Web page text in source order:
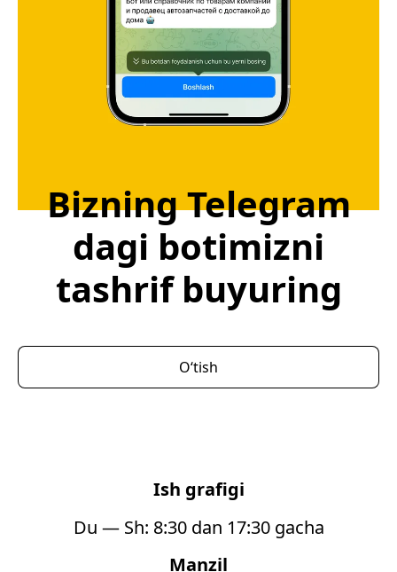
Bizning Telegram
dagi botimizni
tashrif buyuring
Oʻtish
Ish grafigi
Du — Sh: 8:30 dan 17:30 gacha
Manzil